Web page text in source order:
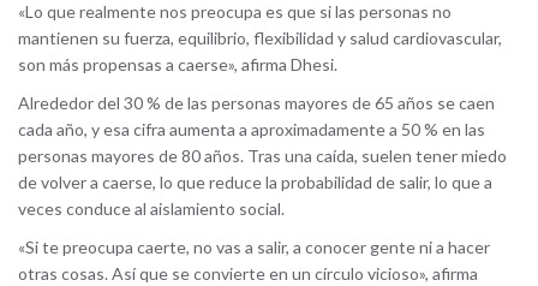
«Lo que realmente nos preocupa es que si las personas no
mantienen su fuerza, equilibrio, flexibilidad y salud cardiovascular,
son más propensas a caerse», afirma Dhesi.
Alrededor del 30 % de las personas mayores de 65 años se caen
cada año, y esa cifra aumenta a aproximadamente a 50 % en las
personas mayores de 80 años. Tras una caída, suelen tener miedo
de volver a caerse, lo que reduce la probabilidad de salir, lo que a
veces conduce al aislamiento social.
«Si te preocupa caerte, no vas a salir, a conocer gente ni a hacer
otras cosas. Así que se convierte en un círculo vicioso», afirma